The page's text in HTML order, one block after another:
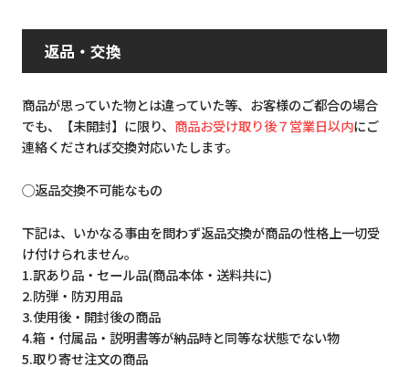
返品・交換
商品が思っていた物とは違っていた等、お客様のご都合の場合
でも、【未開封】に限り、 商品お受け取り後７営業日以内にご
連絡くだされば交換対応いたします。
◯返品交換不可能なもの
下記は、いかなる事由を問わず返品交換が商品の性格上一切受
け付けられません。
1.訳あり品・セール品(商品本体・送料共に)
2.防弾・防刃用品
3.使用後・開封後の商品
4.箱・付属品・説明書等が納品時と同等な状態でない物
5.取り寄せ注文の商品